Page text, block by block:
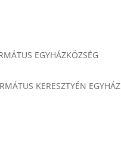
EGYHÁZKÖZSÉG
KERESZTYÉN EGYHÁZ